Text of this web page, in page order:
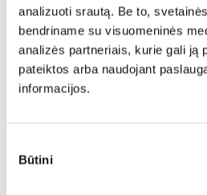
analizuoti srautą. Be to,
bendriname su visuomeninės
analizės partneriais, kurie gali ją
pateiktos arba naudojant
informacijos.
pasirinkimas
Būtini
NAUJIENA YRA SANDĖLYJE
SALLY-90 (III gr.) lova-tachta
Išmatavimai:A:91cmP:99cmG:210cm
Miegamoji dalis: